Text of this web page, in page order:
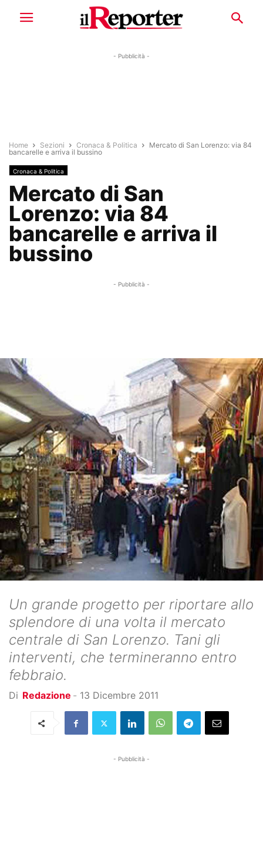
- Pubblicità -
Home Sezioni Cronaca & Politica
Mercato di San Lorenzo: via 84
bancarelle e arriva il bussino
Cronaca & Politica
Mercato di San
Lorenzo: via 84
bancarelle e arriva il
bussino
- Pubblicità -
Un grande progetto per riportare allo
splendore di una volta il mercato
centrale di San Lorenzo. Tani gli
interventi, che termineranno entro
febbraio.
Di Redazione - 13 Dicembre 2011
- Pubblicità -